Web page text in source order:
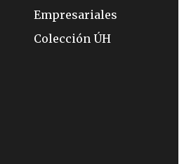
Empresariales
Colección ÚH